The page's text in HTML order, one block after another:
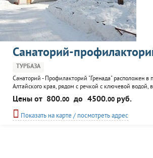
Санаторий-
ТУРБАЗА
Санаторий - Профилакторий "Гренада" расположен в
Алтайского края, рядом с речкой с ключевой водой,
территории санатория - большое искусственное
дорожки для пеших, велосипедных, лыжных
состоит из административного комплекса, на первом
расположены кафе, буфетный киоск,
Цены от 800.00 до 4500.00 руб.
Показать на карте / посмотреть адрес